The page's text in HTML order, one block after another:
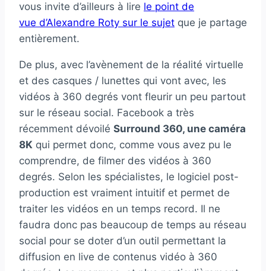
vous invite d’ailleurs à lire le point de
vue d’Alexandre Roty sur le sujet que je partage
entièrement.
De plus, avec l’avènement de la réalité virtuelle
et des casques / lunettes qui vont avec, les
vidéos à 360 degrés vont fleurir un peu partout
sur le réseau social. Facebook a très
récemment dévoilé Surround 360, une caméra
8K qui permet donc, comme vous avez pu le
comprendre, de filmer des vidéos à 360
degrés. Selon les spécialistes, le logiciel post-
production est vraiment intuitif et permet de
traiter les vidéos en un temps record. Il ne
faudra donc pas beaucoup de temps au réseau
social pour se doter d’un outil permettant la
diffusion en live de contenus vidéo à 360